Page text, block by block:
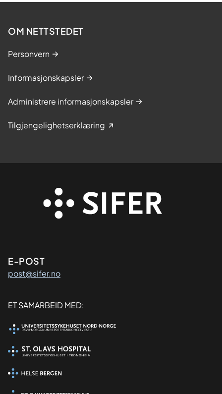
OM NETTSTEDET
Personvern
Informasjonskapsler
Administrere informasjonskapsler
Tilgjengelighetserklæring
Kontaktinformasjon
E-POST
post@sifer.no
Organisasjon
ET SAMARBEID MED: